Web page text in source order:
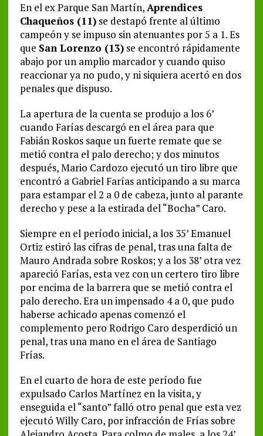
En el ex Parque San Martín,Aprendices
Chaqueños (11)se destapó frente al último
campeón y se impuso sin atenuantes por 5 a 1. Es
que San Lorenzo (13)se encontró rápidamente
abajo por un amplio marcador y cuando quiso
reaccionar ya no pudo, y ni siquiera acertó en dos
penales que dispuso.
La apertura de la cuenta se produjo a los 6’
cuando Farías descargó en el área para que
Fabián Roskos saque un fuerte remate que se
metió contra el palo derecho; y dos minutos
después, Mario Cardozo ejecutó un tiro libre que
encontró a Gabriel Farías anticipando a su marca
para estampar el 2 a 0 de cabeza, junto al parante
derecho y pese a la estirada del “Bocha” Caro.
Siempre en el período inicial, a los 35’ Emanuel
Ortiz estiró las cifras de penal, tras una falta de
Mauro Andrada sobre Roskos; y a los 38’ otra vez
apareció Farías, esta vez con un certero tiro libre
por encima de la barrera que se metió contra el
palo derecho. Era un impensado 4 a 0, que pudo
haberse achicado apenas comenzó el
complemento pero Rodrigo Caro desperdició un
penal, tras una mano en el área de Santiago
Frías.
En el cuarto de hora de este período fue
expulsado Carlos Martínez en la visita, y
enseguida el “santo” falló otro penal que esta vez
ejecutó Willy Caro, por infracción de Frías sobre